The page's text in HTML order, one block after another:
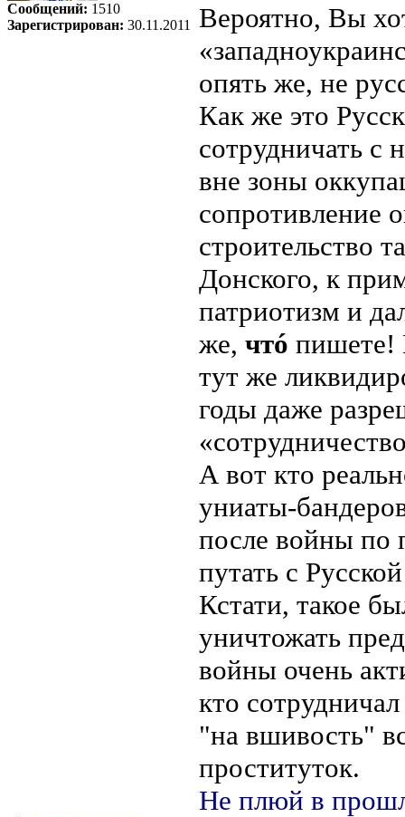
Сообщений: 1510
Зарегистрирован: 30.11.2011
Вероятно, Вы
опять же, не
Как же это
сотрудничать с
вне зоны
сопротивление
строительство
Донского, к
патриотизм и
же, чтó пишете!
тут же
годы даже
А вот кто
униаты-
после войны по
путать с
Кстати, такое
уничтожать
войны очень
кто
"на вшивость"
проституток.
Не плюй в